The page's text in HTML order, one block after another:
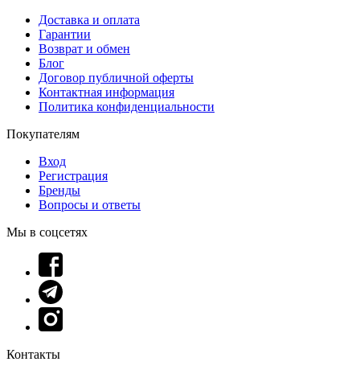
Доставка и оплата
Гарантии
Возврат и обмен
Блог
Договор публичной оферты
Контактная информация
Политика конфиденциальности
Покупателям
Вход
Регистрация
Бренды
Вопросы и ответы
Мы в соцсетях
Контакты